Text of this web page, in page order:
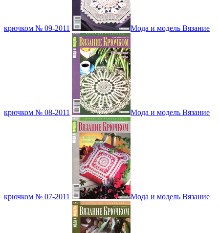
крючком № 09-2011 Мода и модель Вязание
крючком № 08-2011 Мода и модель Вязание
крючком № 07-2011 Мода и модель Вязание